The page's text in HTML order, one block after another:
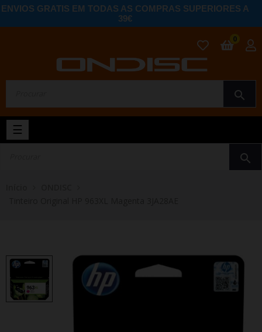
ENVIOS GRATIS EM TODAS AS COMPRAS SUPERIORES A
39€
search
0
Toggle
navigation
☰
search